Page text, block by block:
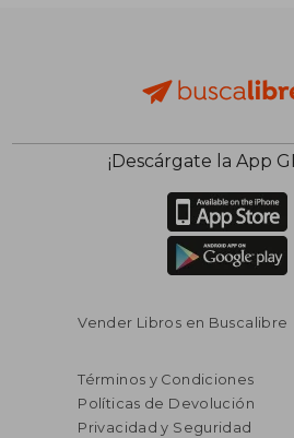
¡Descárgate la App
Vender Libros en Buscalibre
Términos y Condiciones
Políticas de Devolución
Privacidad y Seguridad